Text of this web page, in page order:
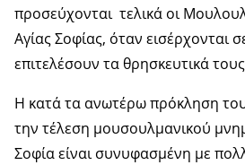
προσεύχονται τελικά οι
Αγίας Σοφίας, όταν εισέρχονται
επιτελέσουν τα θρησκευτικά
Η κατά τα ανωτέρω πρόκληση
την τέλεση μουσουλμανικού
Σοφία είναι συνυφασμένη με